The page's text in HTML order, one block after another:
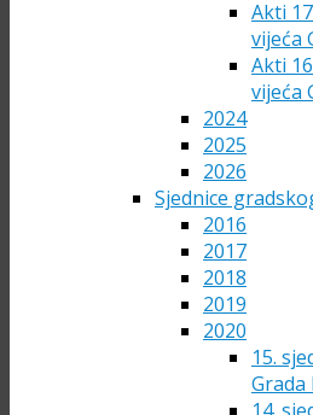
Akti
vijeća
Akti
vijeća
2024
2025
2026
Sjednice
2016
2017
2018
2019
2020
15.
Grada